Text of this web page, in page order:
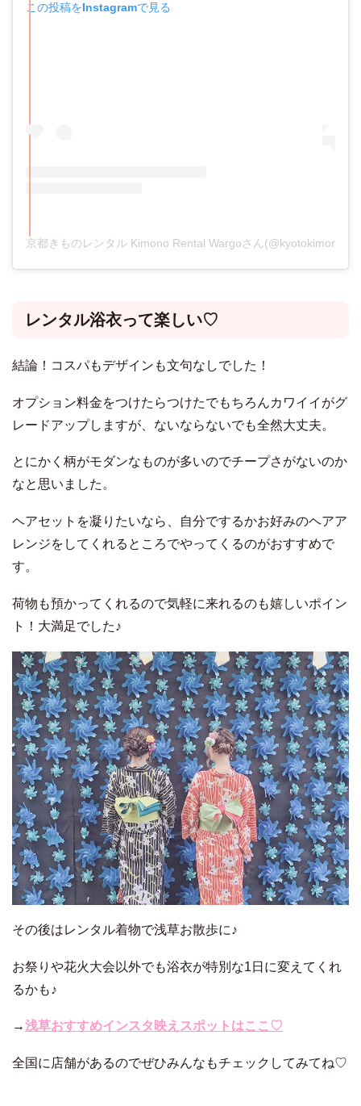
この投稿をInstagramで見る
京都きものレンタル Kimono Rental Wargoさん
レンタル浴衣って楽しい♡
結論！コスパもデザインも文句なしでした！
オプション料金をつけたらつけたでもちろんカワイイがグ
レードアップしますが、 ないならないでも全然大丈夫。
とにかく柄がモダンなものが多いのでチープさがないのか
なと思いました。
ヘアセットを凝りたいなら、自分でするかお好みのヘアア
レンジをしてくれるところでやってくるのがおすすめで
す。
荷物も預かってくれるので気軽に来れるのも嬉しいポイン
ト！大満足でした♪
その後はレンタル着物で浅草お散歩に♪
お祭りや花火大会以外でも浴衣が特別な1日に変えてくれ
るかも♪
→浅草おすすめインスタ映えスポットはここ♡
全国に店舗があるのでぜひみんなもチェックしてみてね♡